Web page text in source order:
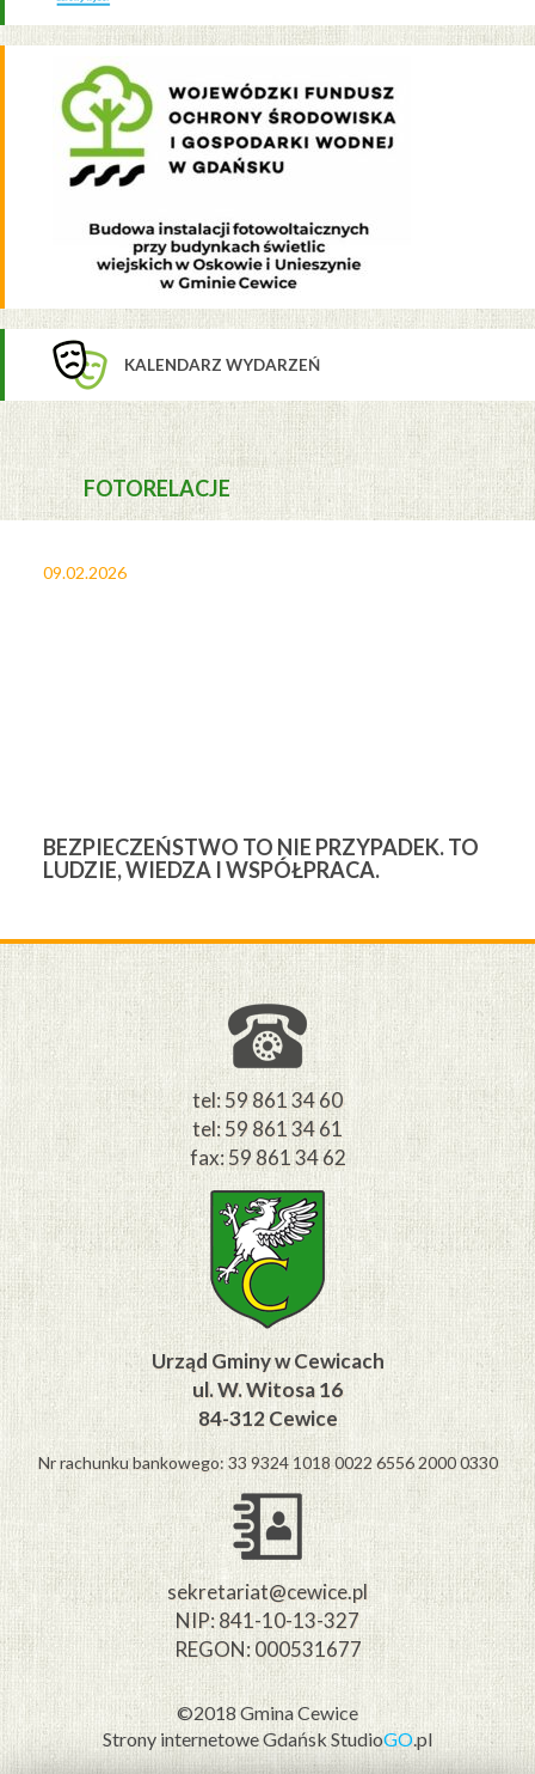
KALENDARZ WYDARZEŃ
FOTORELACJE
09.02.2026
BEZPIECZEŃSTWO TO NIE PRZYPADEK. TO
LUDZIE, WIEDZA I WSPÓŁPRACA.
tel: 59 861 34 60
tel: 59 861 34 61
fax: 59 861 34 62
Urząd Gminy w Cewicach
ul. W. Witosa 16
84-312 Cewice
Nr rachunku bankowego: 33 9324 1018 0022 6556 2000 0330
sekretariat@cewice.pl
NIP: 841-10-13-327
REGON: 000531677
©2018 Gmina Cewice
Strony internetowe GdańskStudioGO.pl